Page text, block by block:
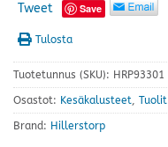
Tweet Save
Tulosta
Tuotetunnus (SKU): HRP93301
Osastot: Kesäkalusteet, Tuolit
Brand: Hillerstorp